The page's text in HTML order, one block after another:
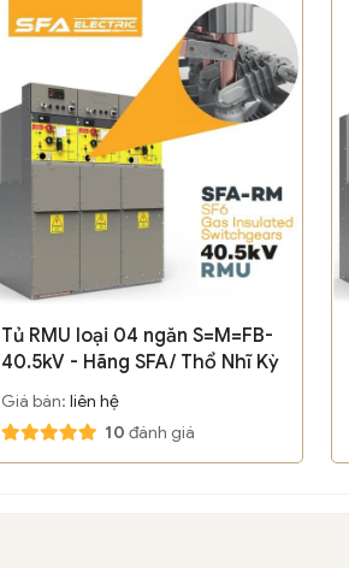
Tủ RMU loại 04 ngăn S=M=FB-
40.5kV - Hãng SFA/ Thổ Nhĩ Kỳ
Giá bán: liên hệ
10 đánh giá